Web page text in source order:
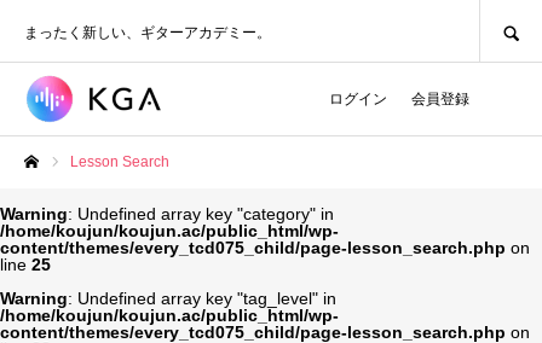
まったく新しい、ギターアカデミー。
ログイン 会員登録
Lesson Search
Warning: Undefined array key "category" in
/home/koujun/koujun.ac/public_html/wp-
content/themes/every_tcd075_child/page-lesson_search.php on
line 25
Warning: Undefined array key "tag_level" in
/home/koujun/koujun.ac/public_html/wp-
content/themes/every_tcd075_child/page-lesson_search.php on